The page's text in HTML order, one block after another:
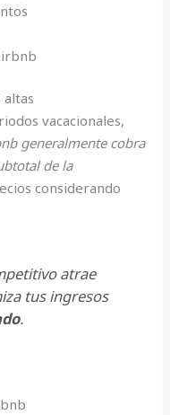
vacacionales,
generalmente cobra
de la
considerando
atrae
tus ingresos
.